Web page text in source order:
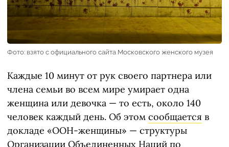
Фото: взято с официального сайта Московского женского музея
Каждые 10 минут от рук своего партнера или
члена семьи во всем мире умирает одна
женщина или девочка — то есть, около 140
человек каждый день. Об этом сообщается в
докладе «ООН-женщины» — структуры
Организации Объединенных Наций по